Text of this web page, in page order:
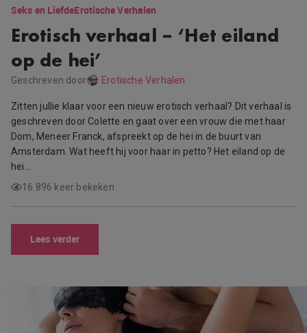
Seks en LiefdeErotische Verhalen
Erotisch verhaal – ‘Het eiland
op de hei’
Geschreven door Erotische Verhalen
Zitten jullie klaar voor een nieuw erotisch verhaal? Dit verhaal is
geschreven door Colette en gaat over een vrouw die met haar
Dom, Meneer Franck, afspreekt op de hei in de buurt van
Amsterdam. Wat heeft hij voor haar in petto? Het eiland op de
hei…
16.896 keer bekeken
Lees verder